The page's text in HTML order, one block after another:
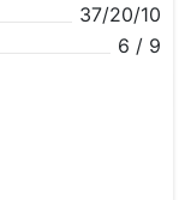
37/20/10
6 / 9